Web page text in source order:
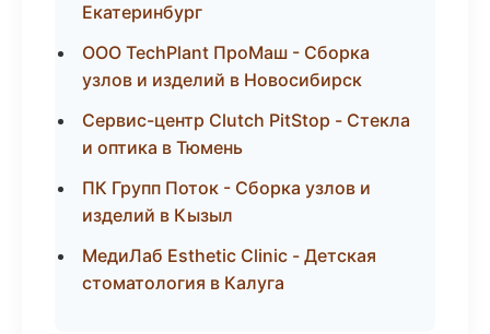
Екатеринбург
ООО TechPlant ПроМаш - Сборка
узлов и изделий в Новосибирск
Сервис-центр Clutch PitStop - Стекла
и оптика в Тюмень
ПК Групп Поток - Сборка узлов и
изделий в Кызыл
МедиЛаб Esthetic Clinic - Детская
стоматология в Калуга